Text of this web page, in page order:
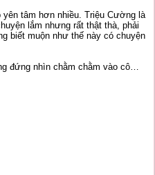
yên tâm hơn nhiều. Triệu Cường là
lắm nhưng rất thật thà, phải
biết muộn như thế này có chuyện
đứng nhìn chằm chằm vào cô…